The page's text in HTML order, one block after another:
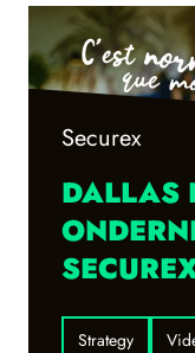
Securex
DALLAS
Strategy